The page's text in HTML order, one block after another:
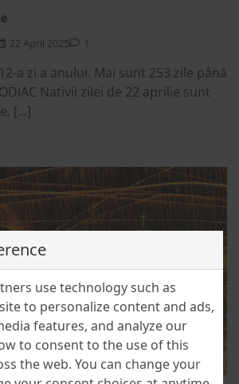
22 April 2025 1
a zi a anului. Mai sunt 253 zile până
Nativii zilei de 22 aprilie sunt
[…]
use technology such as
to personalize content and ads,
features, and analyze our
to consent to the use of this
the web. You can change your